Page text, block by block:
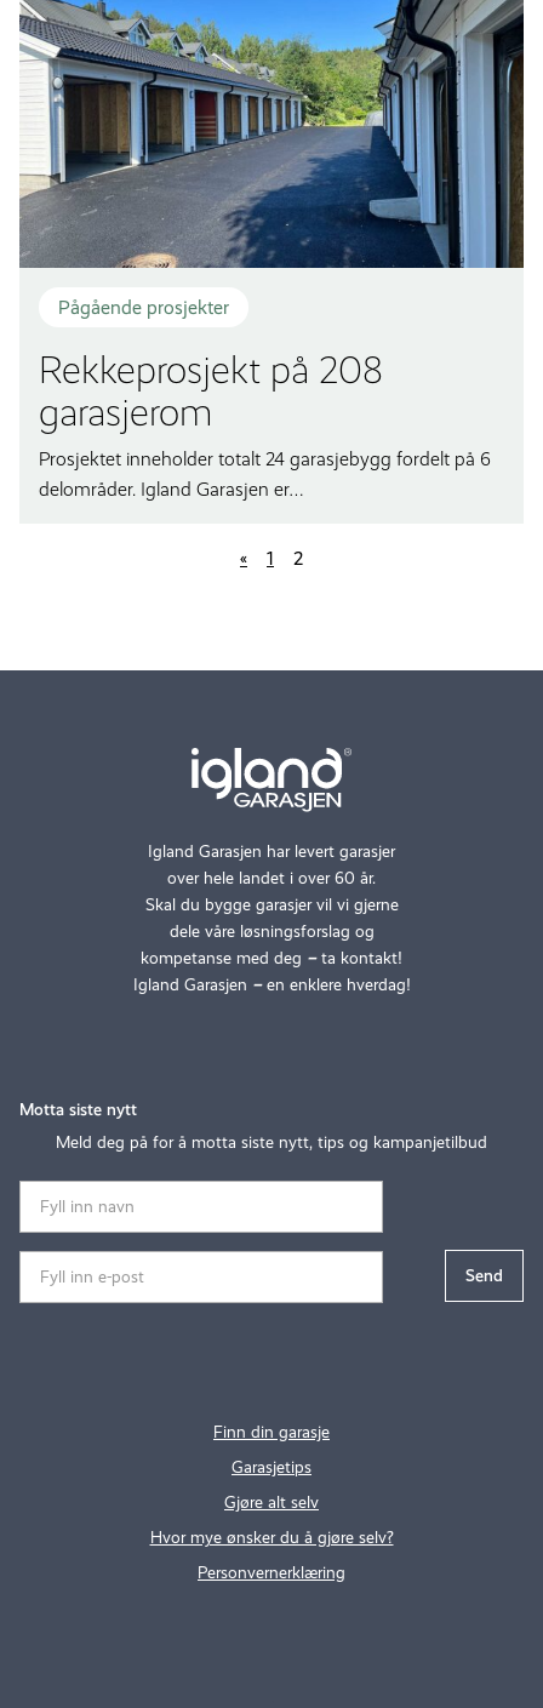
Pågående prosjekter
Rekkeprosjekt på 208
garasjerom
Prosjektet inneholder totalt 24 garasjebygg fordelt på 6
delområder. Igland Garasjen er…
« 1 2
Igland Garasjen har levert garasjer
over hele landet i over 60 år.
Skal du bygge garasjer vil vi gjerne
dele våre løsningsforslag og
kompetanse med deg –ta kontakt!
Igland Garasjen –en enklere hverdag!
Finn din garasje
Garasjetips
Gjøre alt selv
Hvor mye ønsker du å gjøre selv?
Personvernerklæring
Motta siste nytt
Meld deg på for å motta siste nytt, tips og kampanjetilbud